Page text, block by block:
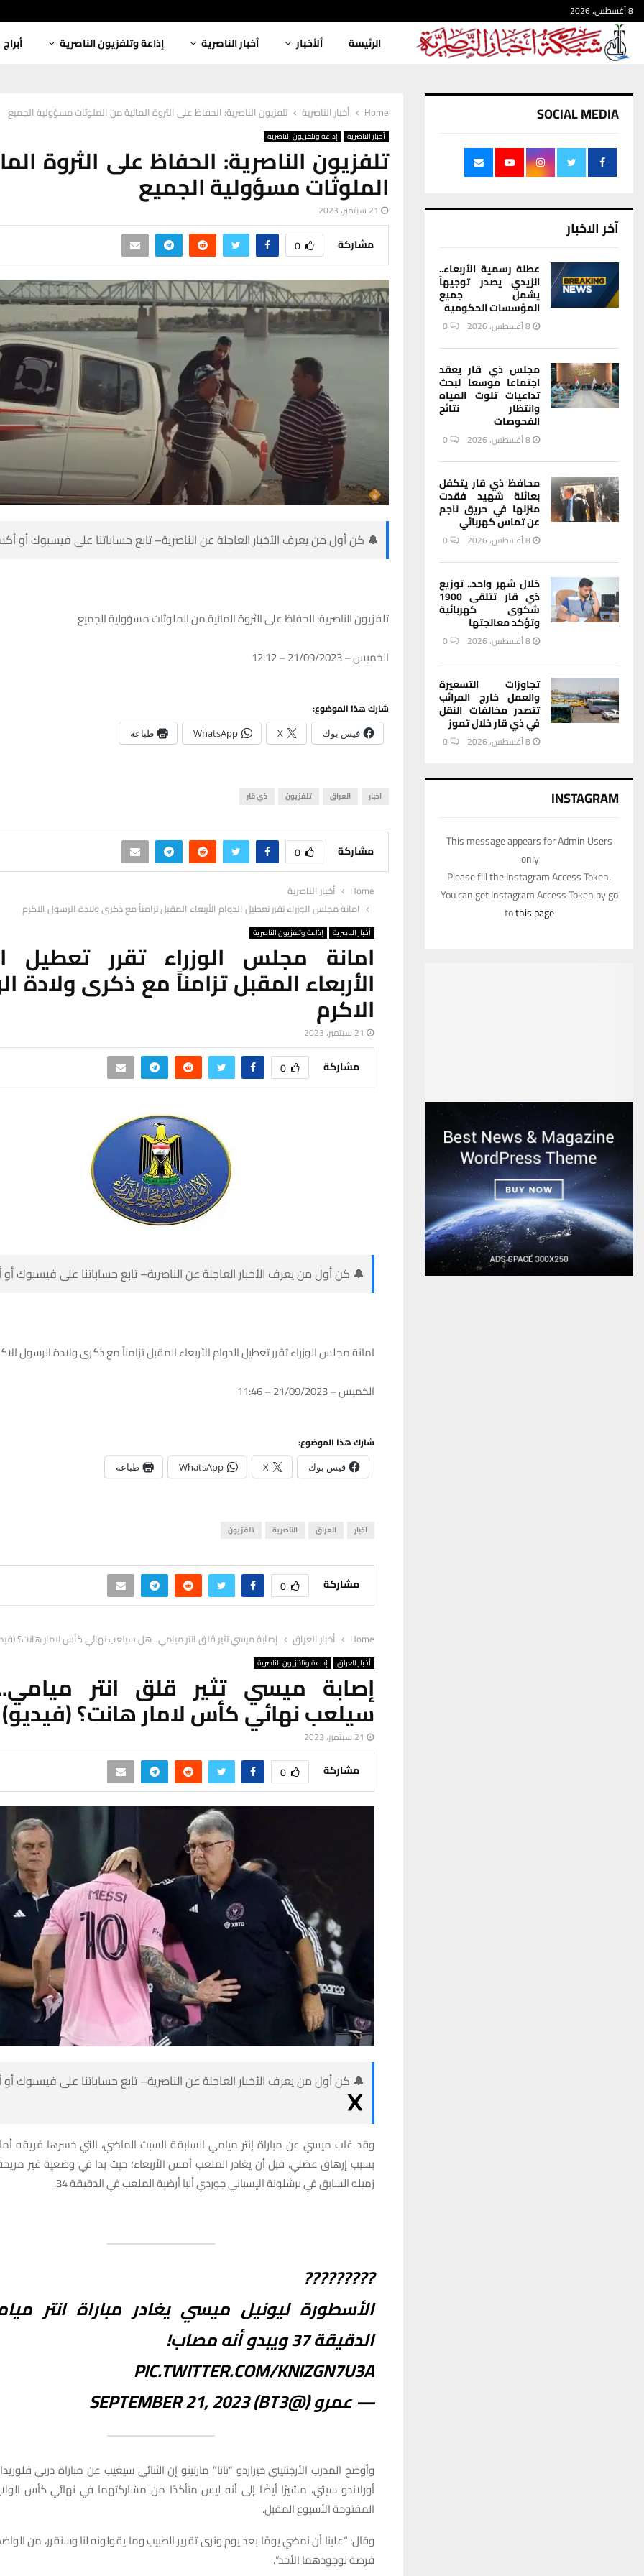
8 أغسطس، 2026
الرئيسة ألأخبار أخبار الناصرية إذاعة وتلفزيون الناصرية أبراج
Home أخبار الناصرية تلفزيون الناصرية: الحفاظ على الثروة المائية من الملوثات مسؤولية الجميع
أخبار الناصرية إذاعة وتلفزيون الناصرية
تلفزيون الناصرية: الحفاظ على الثروة
الملوثات مسؤولية الجميع
21 سبتمبر، 2023
مشاركة 0
🔔 كن أول من يعرف الأخبار العاجلة عن الناصرية– تابع حساباتنا على فيسبوك أو
تلفزيون الناصرية: الحفاظ على الثروة المائية من الملوثات مسؤولية الجميع
الخميس – 21/09/2023 – 12:12
شارك هذا الموضوع:
فيس بوك X
WhatsApp طباعة
اخبار العراق تلفزيون ذي قار
مشاركة 0
Home
أخبار الناصرية
امانة مجلس الوزراء تقرر تعطيل الدوام الأربعاء المقبل تزامناً مع ذكرى ولادة الرسول الاكرم
أخبار الناصرية إذاعة وتلفزيون الناصرية
امانة مجلس الوزراء تقرر تعطيل
الأربعاء المقبل تزامناً مع ذكرى ولادة
الاكرم
21 سبتمبر، 2023
مشاركة 0
🔔 كن أول من يعرف الأخبار العاجلة عن الناصرية– تابع حساباتنا على فيسبوك
امانة مجلس الوزراء تقرر تعطيل الدوام الأربعاء المقبل تزامناً مع ذكرى ولادة الرسول
الخميس – 21/09/2023 – 11:46
شارك هذا الموضوع:
فيس بوك X
WhatsApp طباعة
اخبار العراق الناصرية تلفزيون
مشاركة 0
Home أخبار العراق إصابة ميسي تثير قلق انتر ميامي.. هل سيلعب نهائي كأس لامار هانت؟
أخبار العراق إذاعة وتلفزيون الناصرية
إصابة ميسي تثير قلق انتر
سيلعب نهائي كأس لامار هانت؟ (فيديو)
21 سبتمبر، 2023
مشاركة 0
🔔 كن أول من يعرف الأخبار العاجلة عن الناصرية– تابع حساباتنا على فيسبوك
بسبب إرهاق عضلي، قبل أن يغادر الملعب أمس الأربعاء؛ حيث بدا في وضعية غير
زميله السابق في برشلونة الإسباني جوردي ألبا أرضية الملعب في الدقيقة 34.
?????????
الأسطورة ليونيل ميسي يغادر مباراة انتر
الدقيقة 37 ويبدو أنه مصاب!
PIC.TWITTER.COM/KNIZGN7U3A
— عمرو (@BT3)
SEPTEMBER 21, 2023
وأوضح المدرب الأرجنتيني خيراردو “تاتا” مارتينو إن الثنائي سيغيب عن مباراة دربي
أورلاندو سيتي، مشيرًا أيضًا إلى أنه ليس متأكدًا من مشاركتهما في نهائي كأس
المفتوحة الأسبوع المقبل.
وقال: “علينا أن نمضي يومًا بعد يوم ونرى تقرير الطبيب وما يقولونه لنا وسنقرر، من
فرصة لوجودهما الأحد”.
SOCIAL MEDIA
آخر الاخبار
عطلة رسمية الأربعاء..
الزيدي يصدر توجيهاً
يشمل جميع
المؤسسات الحكومية
8 أغسطس، 2026 0
مجلس ذي قار يعقد
اجتماعا موسعا لبحث
تداعيات تلوث المياه
وانتظار نتائج
الفحوصات
8 أغسطس، 2026 0
محافظ ذي قار يتكفل
بعائلة شهيد فقدت
منزلها في حريق ناجم
عن تماس كهربائي
8 أغسطس، 2026 0
خلال شهر واحد.. توزيع
ذي قار تتلقى 1900
شكوى كهربائية
وتؤكد معالجتها
8 أغسطس، 2026 0
تجاوزات التسعيرة
والعمل خارج المرائب
تتصدر مخالفات النقل
في ذي قار خلال تموز
8 أغسطس، 2026 0
INSTAGRAM
This message appears for Admin Users
only:
Please fill the Instagram Access Token.
You can get Instagram Access Token by go
tothis page